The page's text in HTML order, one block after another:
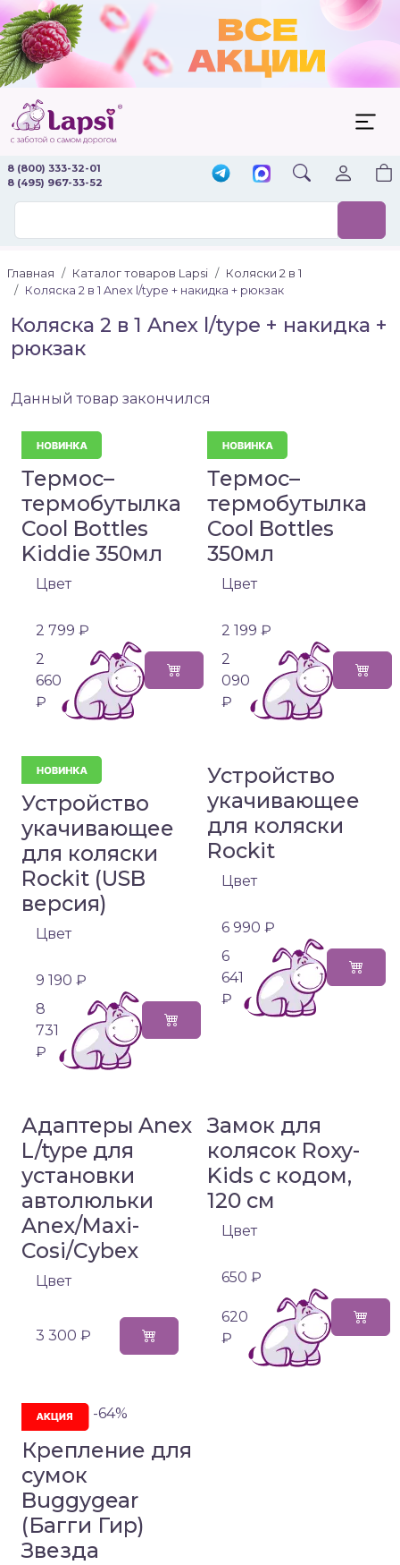
8 (800) 333-32-01
8 (495) 967-33-52
Главная Каталог товаров Lapsi
Коляски 2 в 1
Коляска 2 в 1 Anex l/type + накидка + рюкзак
Коляска 2 в 1 Anex l/type + накидка +
рюкзак
Данный товар закончился
Термос–
термобутылка
Cool Bottles
Kiddie 350мл
Цвет
2 799 ₽
2
660
₽
Термос–
термобутылка
Cool Bottles
350мл
Цвет
2 199 ₽
2
090
₽
Устройство
укачивающее
для коляски
Rockit (USB
версия)
Цвет
9 190 ₽
8
731
₽
Устройство
укачивающее
для коляски
Rockit
Цвет
6 990 ₽
6
641
₽
Адаптеры Anex
L/type для
установки
автолюльки
Anex/Maxi-
Cosi/Cybex
Цвет
3 300 ₽
Замок для
колясок Roxy-
Kids с кодом,
120 см
Цвет
650 ₽
620
₽
-64%
Крепление для
сумок
Buggygear
(Багги Гир)
Звезда